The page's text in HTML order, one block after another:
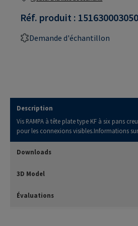
Réf. produit :
Demande d'échantillon
Description
Vis RAMPA à tête plate type KF à six pans
pour les connexions visibles.Informations
Downloads
3D Model
Évaluations